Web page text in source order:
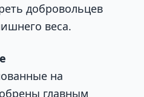
добровольцев
веса.
на
главным